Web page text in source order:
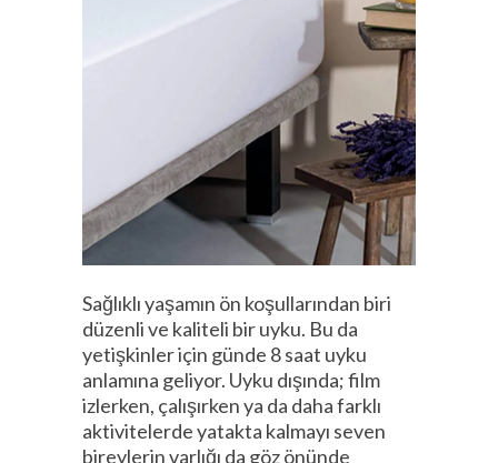
Sağlıklı yaşamın ön koşullarından biri
düzenli ve kaliteli bir uyku. Bu da
yetişkinler için günde 8 saat uyku
anlamına geliyor. Uyku dışında; film
izlerken, çalışırken ya da daha farklı
aktivitelerde yatakta kalmayı seven
bireylerin varlığı da göz önünde